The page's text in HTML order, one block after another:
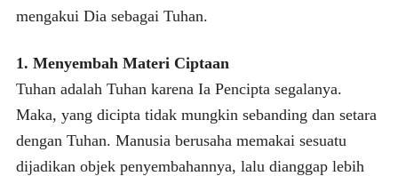
mengakui Dia sebagai Tuhan.
1. Menyembah Materi Ciptaan
Tuhan adalah Tuhan karena Ia Pencipta segalanya.
Maka, yang dicipta tidak mungkin sebanding dan setara
dengan Tuhan. Manusia berusaha memakai sesuatu
dijadikan objek penyembahannya, lalu dianggap lebih